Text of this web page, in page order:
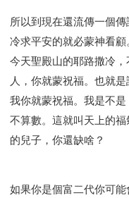
所以到現在還流傳一個
冷求平安的就必蒙神看
今天聖殿山的耶路撒冷
人，你就蒙祝福。也就
我你就蒙祝福。我是不
不算數。這就叫天上的
的兒子，你還缺啥？
如果你是個富二代你可